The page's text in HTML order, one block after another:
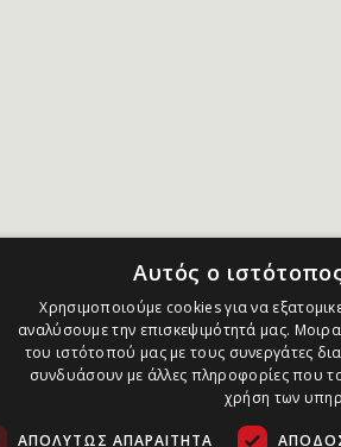
Αυτός ο
Χρησιμοποιούμε cookies για να
αναλύσουμε την επισκεψιμότητά μας.
του ιστότοπού μας με τους συνεργάτες
συνδυάσουν με άλλες πληροφορίες που
χρήση των
ΑΠΟΛΎΤΩΣ ΑΠΑΡΑΊΤΗΤΑ